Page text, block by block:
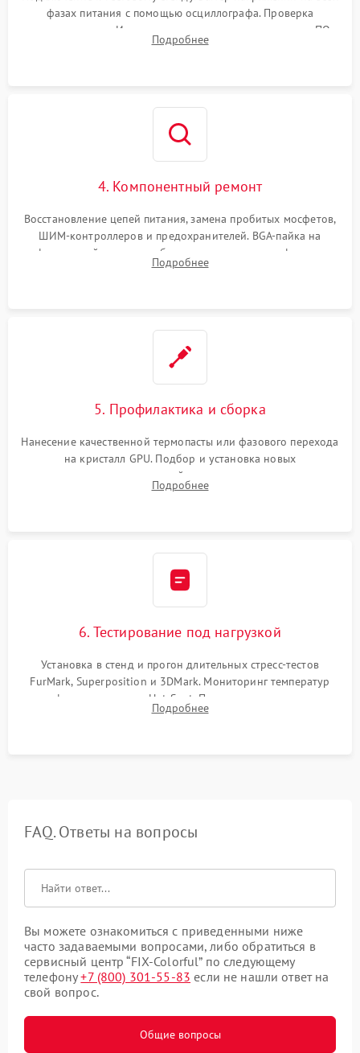
фазах питания с помощью осциллографа. Проверка
инициализации. Использование специализированного ПО
MATS
Подробнее
4. Компонентный ремонт
Восстановление цепей питания, замена пробитых мосфетов,
ШИМ-контроллеров и предохранителей. BGA-пайка на
инфракрасной станции реболлинг или замена графического
чипа и дефектной памяти GDDR. Прошивка BIOS
Подробнее
5. Профилактика и сборка
Нанесение качественной термопасты или фазового перехода
на кристалл GPU. Подбор и установка новых
термопрокладок правильной толщины на память и цепи
питания. Монтаж радиатора и бэкплейта, подключение и
Подробнее
6. Тестирование под нагрузкой
Установка в стенд и прогон длительных стресс-тестов
FurMark, Superposition и 3DMark. Мониторинг температур
графического чипа и Hot Spot. Проверка на отсутствие
артефактов изображения, вылетов драйвера и зависаний.
Подробнее
FAQ. Ответы на вопросы
Вы можете ознакомиться с приведенными ниже
часто задаваемыми вопросами, либо обратиться в
сервисный центр “FIX-Colorful” по следующему
телефону+7 (800) 301-55-83 если не нашли ответ на
свой вопрос.
Общие вопросы